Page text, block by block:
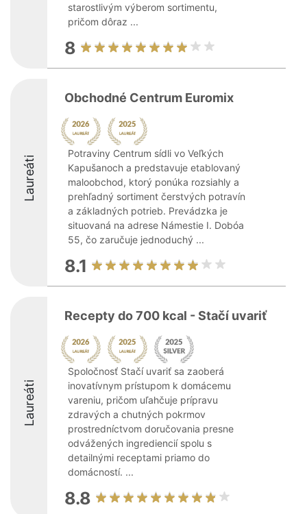
starostlivým výberom sortimentu,
pričom dôraz ...
8
Laureáti
Obchodné Centrum Euromix
Potraviny Centrum sídli vo Veľkých
Kapušanoch a predstavuje etablovaný
maloobchod, ktorý ponúka rozsiahly a
prehľadný sortiment čerstvých potravín
a základných potrieb. Prevádzka je
situovaná na adrese Námestie I. Dobóa
55, čo zaručuje jednoduchý ...
8.1
Laureáti
Recepty do 700 kcal - Stačí uvariť
Spoločnosť Stačí uvariť sa zaoberá
inovatívnym prístupom k domácemu
vareniu, pričom uľahčuje prípravu
zdravých a chutných pokrmov
prostredníctvom doručovania presne
odvážených ingrediencií spolu s
detailnými receptami priamo do
domácností. ...
8.8